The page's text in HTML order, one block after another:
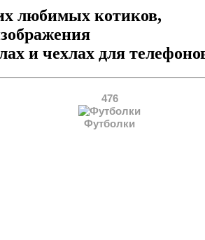
любимых котиков,
и чехлах для
476
Футболки